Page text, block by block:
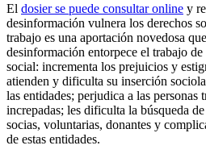
El dosier se puede consultar online y
desinformación vulnera los derechos
trabajo es una aportación novedosa
desinformación entorpece el trabajo
social: incrementa los prejuicios y
atienden y dificulta su inserción
las entidades; perjudica a las personas
increpadas; les dificulta la búsqueda
socias, voluntarias, donantes y
de estas entidades.